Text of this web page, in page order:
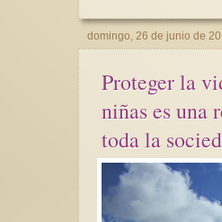
domingo, 26 de junio de
Proteger la
niñas es una
toda la